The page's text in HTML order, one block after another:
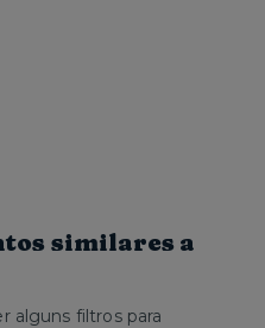
similares a
alguns filtros para